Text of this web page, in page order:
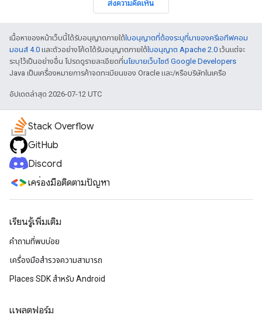
ส่งความคิดเห็น
เนื้อหาของหน้าเว็บนี้ได้รับอนุญาตภายใต้ใบอนุญาตที่ต้องระบุที่มาของครีเอทีฟคอม
มอนส์ 4.0 และตัวอย่างโค้ดได้รับอนุญาตภายใต้ใบอนุญาต Apache 2.0 เว้นแต่จะ
ระบุไว้เป็นอย่างอื่น โปรดดูรายละเอียดที่นโยบายเว็บไซต์ Google Developers
Java เป็นเครื่องหมายการค้าจดทะเบียนของ Oracle และ/หรือบริษัทในเครือ
อัปเดตล่าสุด 2026-07-12 UTC
Stack Overflow
GitHub
Discord
เครื่องมือติดตามปัญหา
เรียนรู้เพิ่มเติม
คำถามที่พบบ่อย
เครื่องมือสำรวจความสามารถ
Places SDK สำหรับ Android
แพลตฟอร์ม